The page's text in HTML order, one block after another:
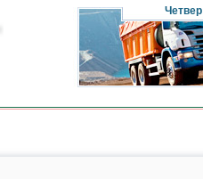
Четвер